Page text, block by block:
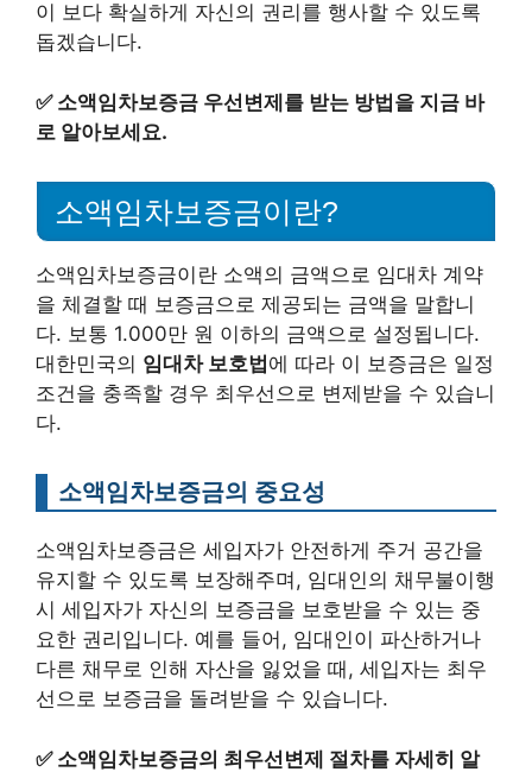
이 보다 확실하게 자신의 권리를 행사할 수 있도록
돕겠습니다.
✅ 소액임차보증금 우선변제를 받는 방법을 지금 바
로 알아보세요.
소액임차보증금이란?
소액임차보증금이란 소액의 금액으로 임대차 계약
을 체결할 때 보증금으로 제공되는 금액을 말합니
다. 보통 1.000만 원 이하의 금액으로 설정됩니다.
대한민국의 임대차 보호법 에 따라 이 보증금은 일정
조건을 충족할 경우 최우선으로 변제받을 수 있습니
다.
소액임차보증금의 중요성
소액임차보증금은 세입자가 안전하게 주거 공간을
유지할 수 있도록 보장해주며, 임대인의 채무불이행
시 세입자가 자신의 보증금을 보호받을 수 있는 중
요한 권리입니다. 예를 들어, 임대인이 파산하거나
다른 채무로 인해 자산을 잃었을 때, 세입자는 최우
선으로 보증금을 돌려받을 수 있습니다.
✅ 소액임차보증금의 최우선변제 절차를 자세히 알